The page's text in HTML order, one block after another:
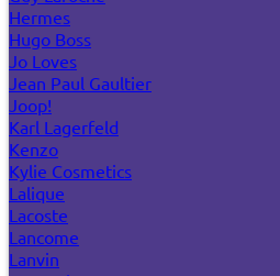
Hermes
Hugo Boss
Jo Loves
Jean Paul Gaultier
Joop!
Karl Lagerfeld
Kenzo
Kylie Cosmetics
Lalique
Lacoste
Lancome
Lanvin